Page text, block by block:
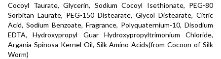
Cocoyl Taurate, Glycerin, Sodium Cocoyl Isethionate, PEG-80
Sorbitan Laurate, PEG-150 Distearate, Glycol Distearate, Citric
Acid, Sodium Benzoate, Fragrance, Polyquaternium-10, Disodium
EDTA, Hydroxypropyl Guar Hydroxypropyltrimonium Chloride,
Argania Spinosa Kernel Oil, Silk Amino Acids(from Cocoon of Silk
Worm)